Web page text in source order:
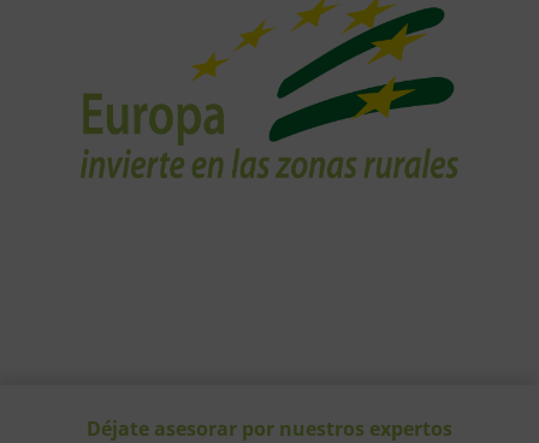
Déjate asesorar por nuestros expertos